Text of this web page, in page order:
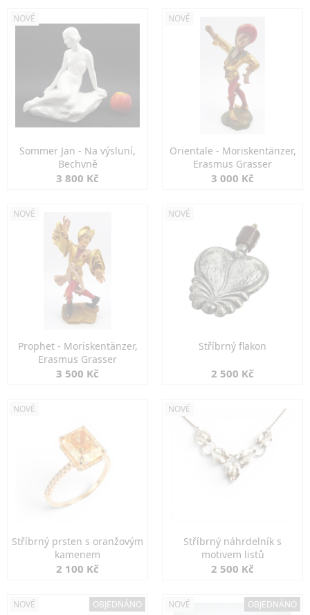
NOVÉ
Sommer Jan - Na výsluní,
Bechyně
3 800 Kč
NOVÉ
Orientale - Moriskentänzer,
Erasmus Grasser
3 000 Kč
NOVÉ
Prophet - Moriskentänzer,
Erasmus Grasser
3 500 Kč
NOVÉ
Stříbrný flakon
2 500 Kč
NOVÉ
Stříbrný prsten s oranžovým
kamenem
2 100 Kč
NOVÉ
Stříbrný náhrdelník s
motivem listů
2 500 Kč
NOVÉ OBJEDNÁNO NOVÉ OBJEDNÁNO